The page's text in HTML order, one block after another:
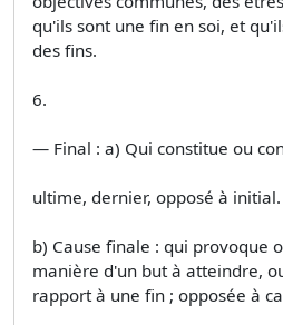
qu'ils sont une fin en soi, et
des fins.
6.
— Final : a) Qui constitue ou
ultime, dernier, opposé à initial.
b) Cause finale : qui provoque
manière d'un but à atteindre,
rapport à une fin ; opposée à